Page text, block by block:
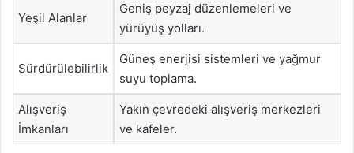
Yeşil Alanlar
Geniş peyzaj düzenlemeleri ve
yürüyüş yolları.
Sürdürülebilirlik
Güneş enerjisi sistemleri ve yağmur
suyu toplama.
Alışveriş
İmkanları
Yakın çevredeki alışveriş merkezleri
ve kafeler.